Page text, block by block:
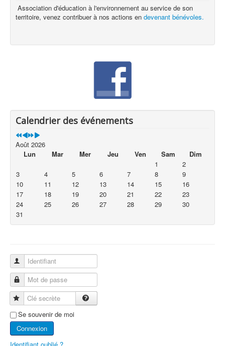
Association d'éducation à l'environnement au service de son
territoire, venez contribuer à nos actions en devenant bénévoles.
Calendrier des événements
Août 2026
Lun
Mar Mer Jeu Ven Sam
Dim
1
2
3
4 5 6 7 8
9
10
11 12 13 14 15
16
17
18 19 20 21 22
23
24
25 26 27 28 29
30
31
Identifiant
Mot de passe
Clé secrète
Se souvenir de moi
Connexion